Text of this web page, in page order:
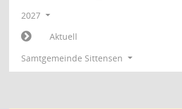
2027
Aktuell
Samtgemeinde Sittensen